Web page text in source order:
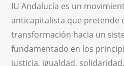
IU Andalucía es un
anticapitalista que pretende
transformación hacia un
fundamentado en los
justicia, igualdad,